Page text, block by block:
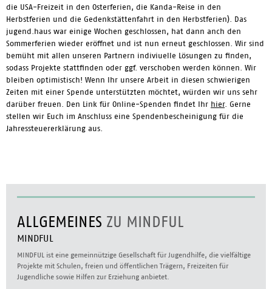
die USA-Freizeit in den Osterferien, die Kanda-Reise in den
Herbstferien und die Gedenkstättenfahrt in den Herbstferien). Das
jugend.haus war einige Wochen geschlossen, hat dann anch den
Sommerferien wieder eröffnet und ist nun erneut geschlossen. Wir sind
bemüht mit allen unseren Partnern indiviuelle Lösungen zu finden,
sodass Projekte stattfinden oder ggf. verschoben werden können. Wir
bleiben optimistisch! Wenn Ihr unsere Arbeit in diesen schwierigen
Zeiten mit einer Spende unterstützten möchtet, würden wir uns sehr
darüber freuen. Den Link für Online-Spenden findet Ihr hier. Gerne
stellen wir Euch im Anschluss eine Spendenbescheinigung für die
Jahressteuererklärung aus.
ALLGEMEINES ZU MINDFUL
MINDFUL
MINDFUL ist eine gemeinnützige Gesellschaft für Jugendhilfe, die vielfältige
Projekte mit Schulen, freien und öffentlichen Trägern, Freizeiten für
Jugendliche sowie Hilfen zur Erziehung anbietet.